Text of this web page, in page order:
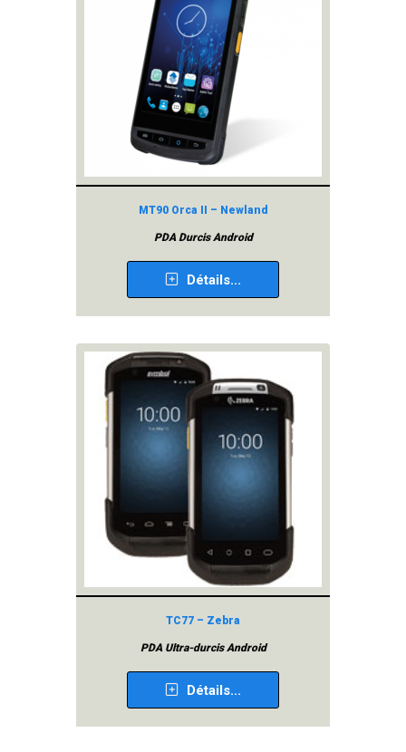
MT90 Orca II – Newland
PDA Durcis Android
Détails...
TC77 – Zebra
PDA Ultra-durcis Android
Détails...